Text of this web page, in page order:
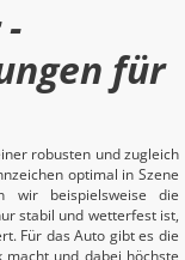
für
robusten und zugleich
optimal in Szene
wir beispielsweise die
stabil und wetterfest ist,
Für das Auto gibt es die
macht und dabei höchste